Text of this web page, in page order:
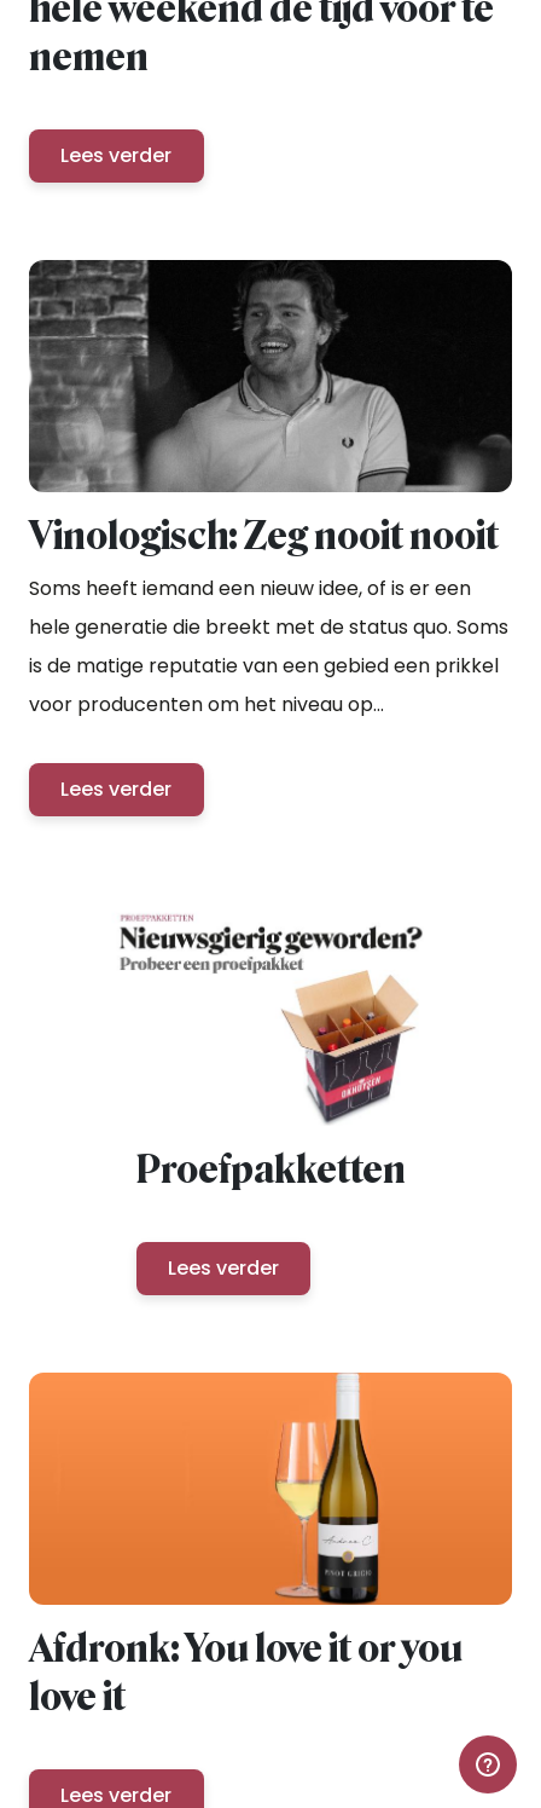
nemen
Lees verder
Vinologisch: Zeg nooit nooit
Soms heeft iemand een nieuw idee, of is er een
hele generatie die breekt met de status quo. Soms
is de matige reputatie van een gebied een prikkel
voor producenten om het niveau op...
Lees verder
Proefpakketten
Lees verder
Afdronk: You love it or you
love it
Lees verder